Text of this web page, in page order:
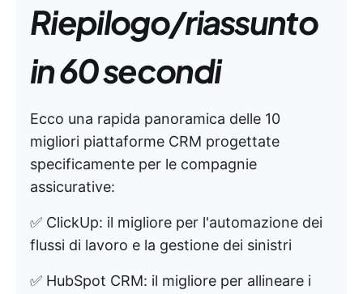
Riepilogo/riassunto
in 60 secondi
Ecco una rapida panoramica delle 10
migliori piattaforme CRM progettate
specificamente per le compagnie
assicurative:
✅ ClickUp: il migliore per l'automazione dei
flussi di lavoro e la gestione dei sinistri
✅ HubSpot CRM: il migliore per allineare i